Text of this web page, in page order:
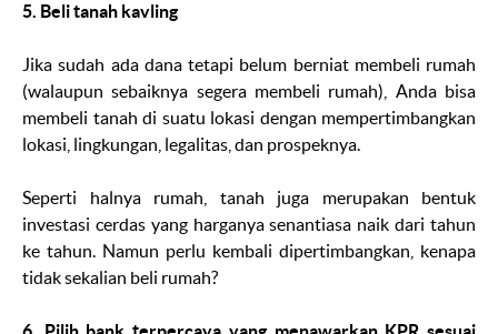
5. Beli tanah kavling
Jika sudah ada dana tetapi belum berniat membeli rumah
(walaupun sebaiknya segera membeli rumah), Anda bisa
membeli tanah di suatu lokasi dengan mempertimbangkan
lokasi, lingkungan, legalitas, dan prospeknya.
Seperti halnya rumah, tanah juga merupakan bentuk
investasi cerdas yang harganya senantiasa naik dari tahun
ke tahun. Namun perlu kembali dipertimbangkan, kenapa
tidak sekalian beli rumah?